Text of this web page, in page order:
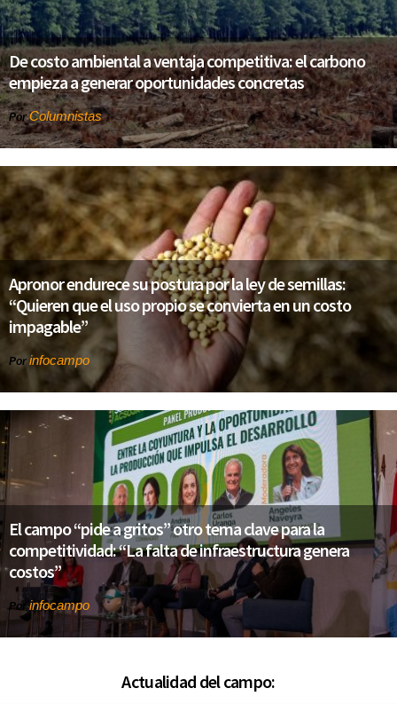
De costo ambiental a ventaja competitiva: el carbono
empieza a generar oportunidades concretas
PorColumnistas
Apronor endurece su postura por la ley de semillas:
“Quieren que el uso propio se convierta en un costo
impagable”
Por infocampo
El campo “pide a gritos” otro tema clave para la
competitividad: “La falta de infraestructura genera
costos”
Porinfocampo
Actualidad del campo: